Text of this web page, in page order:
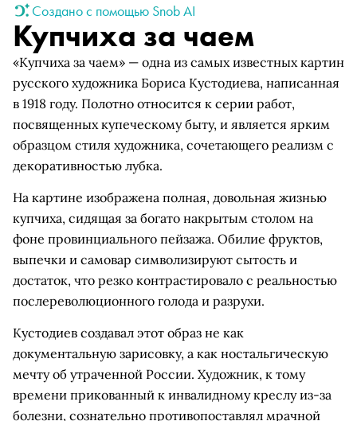
Создано с помощью Snob AI
Купчиха за чаем
«Купчиха за чаем» — одна из самых известных картин
русского художника Бориса Кустодиева, написанная
в 1918 году. Полотно относится к серии работ,
посвященных купеческому быту, и является ярким
образцом стиля художника, сочетающего реализм с
декоративностью лубка.
На картине изображена полная, довольная жизнью
купчиха, сидящая за богато накрытым столом на
фоне провинциального пейзажа. Обилие фруктов,
выпечки и самовар символизируют сытость и
достаток, что резко контрастировало с реальностью
послереволюционного голода и разрухи.
Кустодиев создавал этот образ не как
документальную зарисовку, а как ностальгическую
мечту об утраченной России. Художник, к тому
времени прикованный к инвалидному креслу из-за
болезни, сознательно противопоставлял мрачной